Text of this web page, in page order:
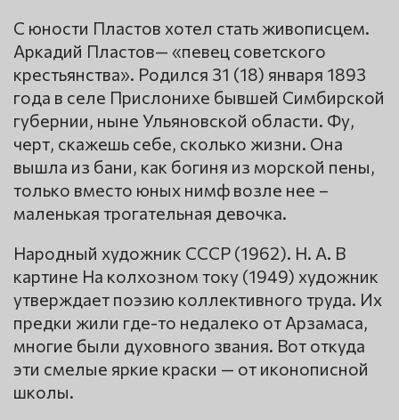
С юности Пластов хотел стать живописцем.
Аркадий Пластов— «певец советского
крестьянства». Родился 31 (18) января 1893
года в селе Прислонихе бывшей Симбирской
губернии, ныне Ульяновской области. Фу,
черт, скажешь себе, сколько жизни. Она
вышла из бани, как богиня из морской пены,
только вместо юных нимф возле нее –
маленькая трогательная девочка.
Народный художник СССР (1962). Н. А. В
картине На колхозном току (1949) художник
утверждает поэзию коллективного труда. Их
предки жили где-то недалеко от Арзамаса,
многие были духовного звания. Вот откуда
эти смелые яркие краски — от иконописной
школы.